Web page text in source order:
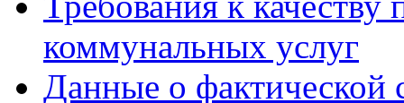
коммунальных услуг
Данные о фактической